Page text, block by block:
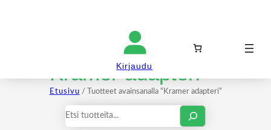
Kirjaudu
Kramer adapteri
Etusivu / Tuotteet avainsanalla “Kramer adapteri”
Haku